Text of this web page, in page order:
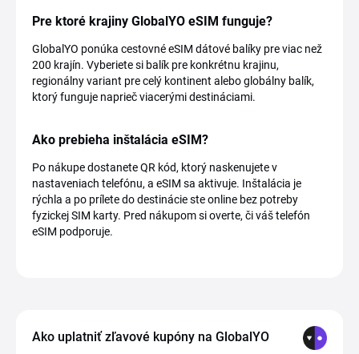
Pre ktoré krajiny GlobalYO eSIM funguje?
GlobalYO ponúka cestovné eSIM dátové balíky pre viac než
200 krajín. Vyberiete si balík pre konkrétnu krajinu,
regionálny variant pre celý kontinent alebo globálny balík,
ktorý funguje naprieč viacerými destináciami.
Ako prebieha inštalácia eSIM?
Po nákupe dostanete QR kód, ktorý naskenujete v
nastaveniach telefónu, a eSIM sa aktivuje. Inštalácia je
rýchla a po prílete do destinácie ste online bez potreby
fyzickej SIM karty. Pred nákupom si overte, či váš telefón
eSIM podporuje.
Ako uplatniť zľavové kupóny na GlobalYO